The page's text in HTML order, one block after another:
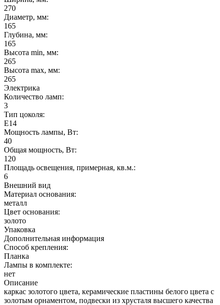
270
Диаметр, мм:
165
Глубина, мм:
165
Высота min, мм:
265
Высота max, мм:
265
Электрика
Количество ламп:
3
Тип цоколя:
E14
Мощность лампы, Вт:
40
Общая мощность, Вт:
120
Площадь освещения, примерная, кв.м.:
6
Внешний вид
Материал основания:
металл
Цвет основания:
золото
Упаковка
Дополнительная информация
Способ крепления:
Планка
Лампы в комплекте:
нет
Описание
каркас золотого цвета, керамические пластины белого цвета с
золотым орнаментом, подвески из хрусталя высшего качества